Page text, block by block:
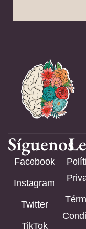
Síguenos
Facebook
Instagram
Twitter
TikTok